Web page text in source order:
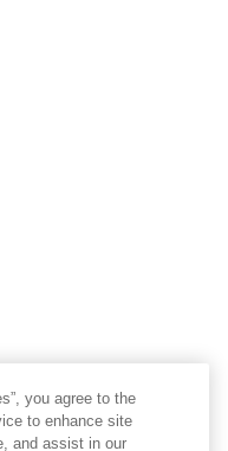
you agree to the
to enhance site
and assist in our